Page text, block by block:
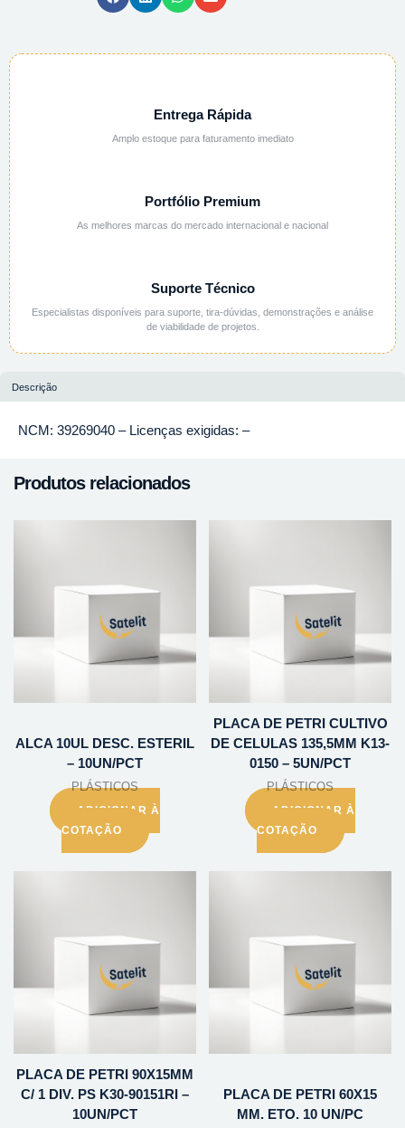
quantidade
Entrega Rápida
Amplo estoque para faturamento imediato
Portfólio Premium
As melhores marcas do mercado internacional e nacional
Suporte Técnico
Especialistas disponíveis para suporte, tira-dúvidas, demonstrações e análise
de viabilidade de projetos.
Descrição
NCM: 39269040 – Licenças exigidas: –
Produtos relacionados
ALCA 10UL DESC. ESTERIL
– 10UN/PCT
PLÁSTICOS
ADICIONAR À
COTAÇÃO
PLACA DE PETRI CULTIVO
DE CELULAS 135,5MM K13-
0150 – 5UN/PCT
PLÁSTICOS
ADICIONAR À
COTAÇÃO
PLACA DE PETRI 90X15MM
C/ 1 DIV. PS K30-90151RI –
10UN/PCT
PLACA DE PETRI 60X15
MM. ETO. 10 UN/PC